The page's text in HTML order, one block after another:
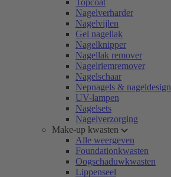
Topcoat
Nagelverharder
Nagelvijlen
Gel nagellak
Nagelknipper
Nagellak remover
Nagelriemremover
Nagelschaar
Nepnagels & nageldesign
UV-lampen
Nagelsets
Nagelverzorging
Make-up kwasten
Alle weergeven
Foundationkwasten
Oogschaduwkwasten
Lippenseel